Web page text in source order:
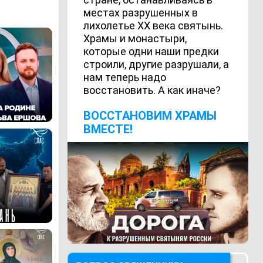
местах разрушенных в
лихолетье ХХ века святынь.
Храмы и монастыри,
которые одни наши предки
строили, другие разрушали, а
нам теперь надо
восстановить. А как иначе?
ВОCСТАНОВИМ ХРАМЫ
ВМЕСТЕ!